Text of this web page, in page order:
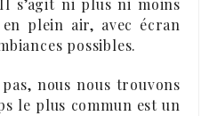
s’agit ni plus ni moins
en plein air, avec écran
possibles.
pas, nous nous trouvons
le plus commun est un